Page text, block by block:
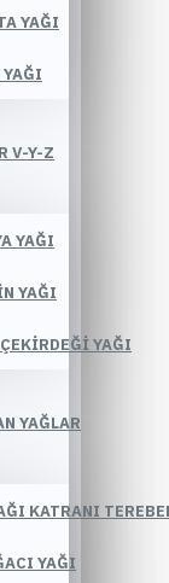
YAĞI
V-Y-Z
YAĞI
YAĞI
YAĞI
YAĞLAR
KATRANI
YAĞI